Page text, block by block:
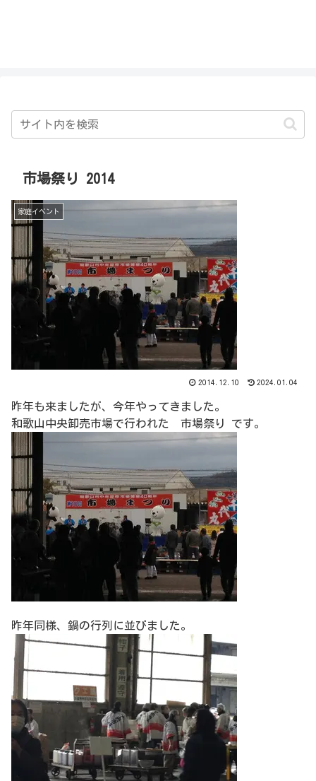
市場祭り 2014
家庭イベント
2014.12.10 2024.01.04
昨年も来ましたが、今年やってきました。
和歌山中央卸売市場で行われた 市場祭り です。
昨年同様、鍋の行列に並びました。